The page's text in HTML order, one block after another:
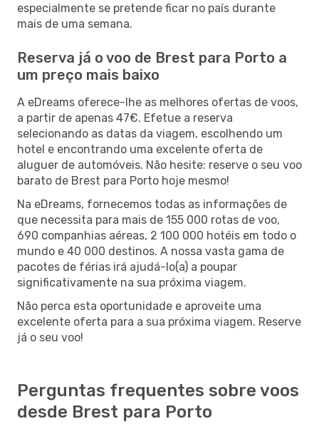
especialmente se pretende ficar no país durante
mais de uma semana.
Reserva já o voo de Brest para Porto a
um preço mais baixo
A eDreams oferece-lhe as melhores ofertas de voos,
a partir de apenas 47€. Efetue a reserva
selecionando as datas da viagem, escolhendo um
hotel e encontrando uma excelente oferta de
aluguer de automóveis. Não hesite: reserve o seu voo
barato de Brest para Porto hoje mesmo!
Na eDreams, fornecemos todas as informações de
que necessita para mais de 155 000 rotas de voo,
690 companhias aéreas, 2 100 000 hotéis em todo o
mundo e 40 000 destinos. A nossa vasta gama de
pacotes de férias irá ajudá-lo(a) a poupar
significativamente na sua próxima viagem.
Não perca esta oportunidade e aproveite uma
excelente oferta para a sua próxima viagem. Reserve
já o seu voo!
Perguntas frequentes sobre voos
desde Brest para Porto